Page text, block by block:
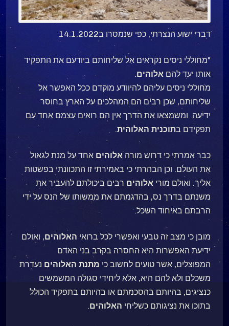
דברי ישוע הנצרתי, כפי שנמסרו ב14.1.2022
"מחוללי ניסים נקראים אל שליחותם ביודעם את התפקיד
אותו יעד להם אלוהים.
מחוללי ניסים עליהם להיוודע מוקדם ככל האפשר אל
שליחותם, שכן רבים הם המהלכים על הארץ בחוסר
ידיעה. ומשמצאו את הדרך אין הם רואים עצמם אחד עם
תפקידם בתוכנית האלוהית.
כבר אמרתי כי דרוש מורהאלוהיםאחד על מנת לגאול
את העולם. וכן הבהרתי כי באמירתי זו התכוונתי בפשטות
אליך. ואולם מורי אלוהיםרבים ביכולתם להעביר את
משנתם בדרך נס, בהדגמתם את ממשותו של הנס על ידי
הרבתם באיחוד השכל.
מובן כי מצב זה טבעי ואפשרי לכל ברואי האלוהים, ואולם
ידיעת האפשרות היא החסרה בקרב בני האדם
המפוצלים, אשר טועים לחשוב כי מתנת האלוהיםנעדרת
משכלם ולא להם היא, אלא ליחידי סגולה המשמשים
כנציגים, בהיותם בהסכמתם או בהיותם בתפקיד הכולל
בתוכו את נציגותם כשליחי האלוהים.